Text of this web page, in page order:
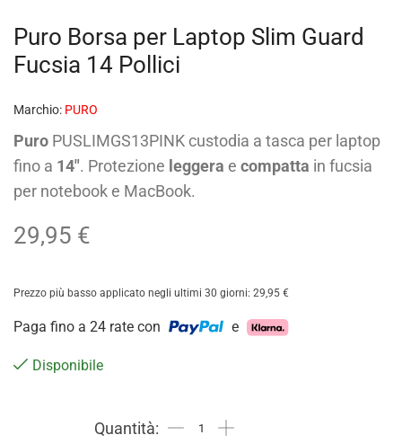
Puro Borsa per Laptop Slim Guard
Fucsia 14 Pollici
Marchio: PURO
Puro PUSLIMGS13PINK custodia a tasca per laptop
fino a 14″. Protezione leggera e compatta in fucsia
per notebook e MacBook.
29,95 €
Prezzo più basso applicato negli ultimi 30 giorni: 29,95 €
Paga fino a 24 rate con e
Disponibile